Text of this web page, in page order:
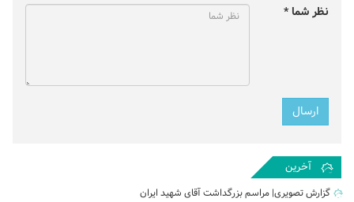
نظر شما *
آخرین
گزارش تصویری| مراسم بزرگداشت آقای شهید ایران